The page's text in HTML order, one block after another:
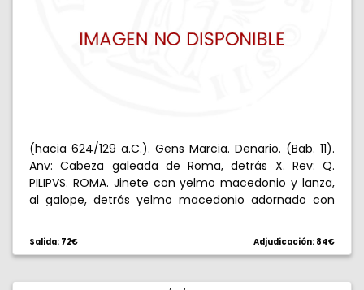
(hacia 624/129 a.C.). Gens Marcia. Denario. (Bab. 11).
Anv: Cabeza galeada de Roma, detrás X. Rev: Q.
PILIPVS. ROMA. Jinete con yelmo macedonio y lanza,
al galope, detrás yelmo macedonio adornado con
Salida: 72€ Adjudicación: 84€